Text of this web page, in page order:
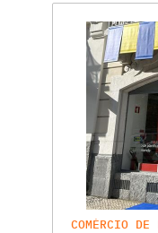
COMÉRCIO DE